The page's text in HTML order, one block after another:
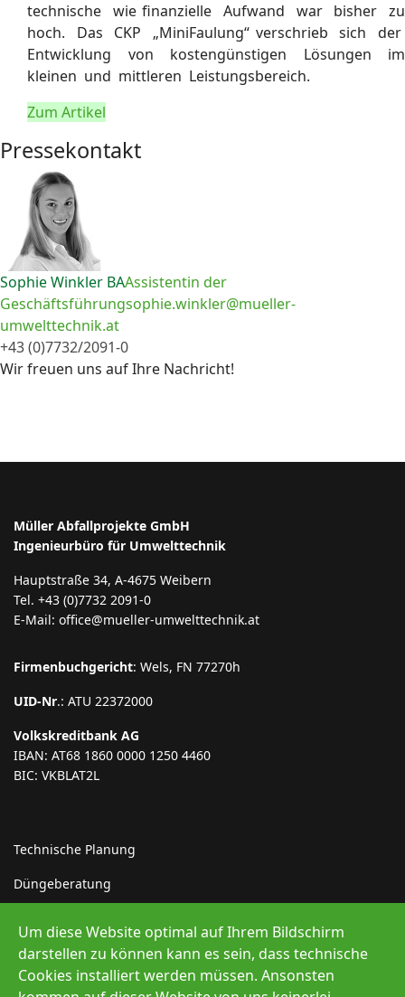
technische wie finanzielle Aufwand war bisher zu
hoch. Das CKP „Mini­Faulung“ verschrieb sich der
Entwicklung von kostengünstigen Lösungen im
kleinen und mittleren Leistungsbereich.
Zum Artikel
Pressekontakt
Sophie Winkler BAAssistentin der
Geschäftsführungsophie.winkler@mueller-
umwelttechnik.at
+43 (0)7732/2091-0
Wir freuen uns auf Ihre Nachricht!
Müller Abfallprojekte GmbH
Ingenieurbüro für Umwelttechnik
Hauptstraße 34, A-4675 Weibern
Tel. +43 (0)7732 2091-0
E-Mail: office@mueller-umwelttechnik.at
Firmenbuchgericht: Wels, FN 77270h
UID-Nr.: ATU 22372000
Volkskreditbank AG
IBAN: AT68 1860 0000 1250 4460
BIC: VKBLAT2L
Technische Planung
Düngeberatung
Erneuerbare Energie
Um diese Website optimal auf Ihrem Bildschirm
darstellen zu können kann es sein, dass technische
Cookies installiert werden müssen. Ansonsten